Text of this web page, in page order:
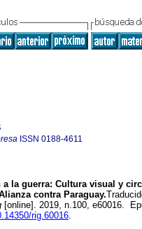
ISSN 0188-4611
a la guerra: Cultura visual y
contra Paraguay.
[online]. 2019, n.100, e60016.
rig.60016.